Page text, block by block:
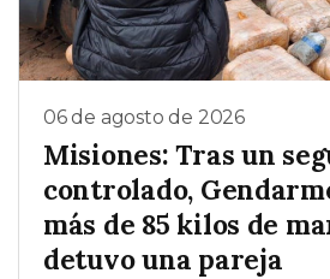
06 de agosto de 2026
Misiones: Tras un
controlado,
más de 85 kilos de
detuvo una pareja